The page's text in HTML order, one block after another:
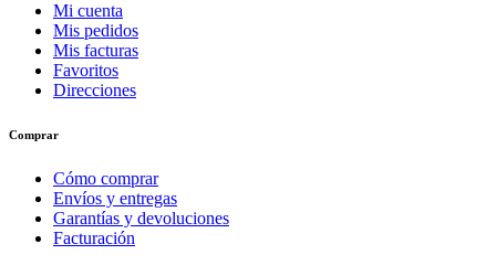
Mi cuenta
Mis pedidos
Mis facturas
Favoritos
Direcciones
Comprar
Cómo comprar
Envíos y entregas
Garantías y devoluciones
Facturación